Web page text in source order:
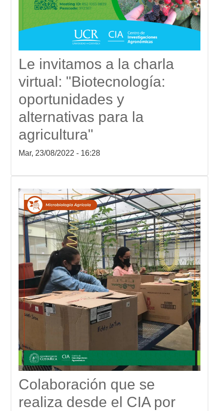
Le invitamos a la charla
virtual: "Biotecnología:
oportunidades y
alternativas para la
agricultura"
Mar, 23/08/2022 - 16:28
Colaboración que se
realiza desde el CIA por